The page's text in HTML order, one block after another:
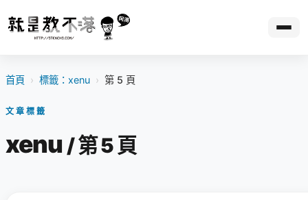
首頁 › 標籤：xenu › 第 5 頁
文章標籤
xenu / 第 5 頁